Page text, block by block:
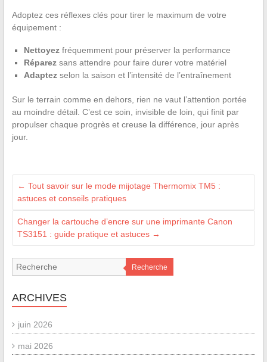
Adoptez ces réflexes clés pour tirer le maximum de votre
équipement :
Nettoyezfréquemment pour préserver la performance
Réparezsans attendre pour faire durer votre matériel
Adaptezselon la saison et l’intensité de l’entraînement
Sur le terrain comme en dehors, rien ne vaut l’attention portée
au moindre détail. C’est ce soin, invisible de loin, qui finit par
propulser chaque progrès et creuse la différence, jour après
jour.
← Tout savoir sur le mode mijotage Thermomix TM5 :
astuces et conseils pratiques
Changer la cartouche d’encre sur une imprimante Canon
TS3151 : guide pratique et astuces →
Recherche
ARCHIVES
juin 2026
mai 2026